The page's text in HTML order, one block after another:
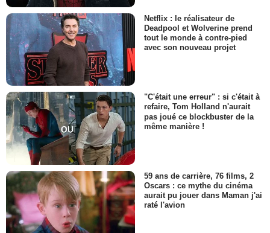
Netflix : le réalisateur de
Deadpool et Wolverine prend
tout le monde à contre-pied
avec son nouveau projet
"C'était une erreur" : si c'était à
refaire, Tom Holland n'aurait
pas joué ce blockbuster de la
même manière !
59 ans de carrière, 76 films, 2
Oscars : ce mythe du cinéma
aurait pu jouer dans Maman j'ai
raté l'avion